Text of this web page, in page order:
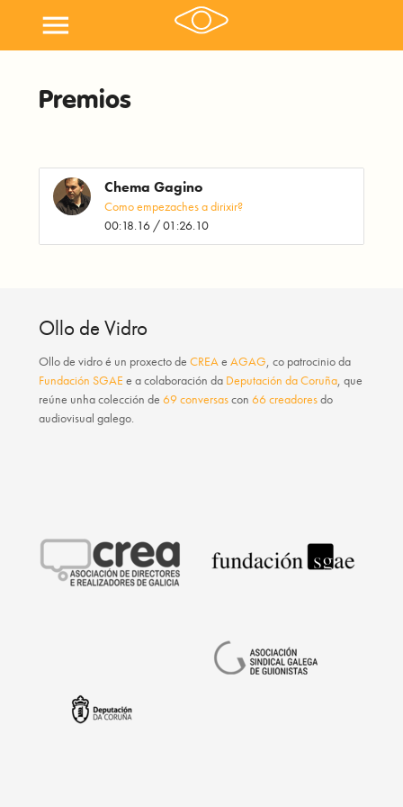
menu
Premios
Chema Gagino
Como empezaches a dirixir?
00:18.16 / 01:26.10
Ollo de Vidro
Ollo de vidroé un proxecto deCREA eAGAG , co patrocinio da
Fundación SGAE e a colaboración da Deputación da Coruña , que
reúne unha colección de69 conversascon66 creadoresdo
audiovisual galego.